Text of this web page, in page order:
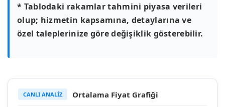
* Tablodaki rakamlar tahmini piyasa verileri
olup; hizmetin kapsamına, detaylarına ve
özel taleplerinize göre değişiklik gösterebilir.
CANLI ANALİZ Ortalama Fiyat Grafiği